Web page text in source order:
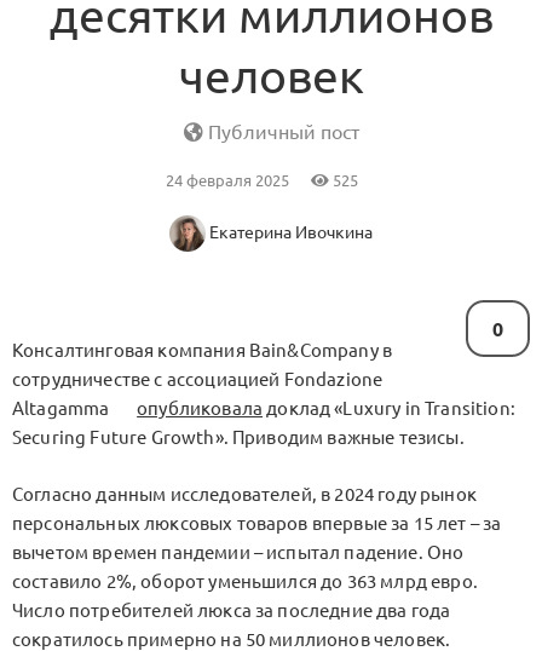
десятки миллионов
человек
Публичный пост
24 февраля 2025 525
Екатерина Ивочкина
0
Консалтинговая компания Bain&Company в
сотрудничестве с ассоциацией Fondazione
Altagamma
опубликовала доклад «Luxury in Transition:
Securing Future Growth». Приводим важные тезисы.
Согласно данным исследователей, в 2024 году рынок
персональных люксовых товаров впервые за 15 лет – за
вычетом времен пандемии – испытал падение. Оно
составило 2%, оборот уменьшился до 363 млрд евро.
Число потребителей люкса за последние два года
сократилось примерно на 50 миллионов человек.